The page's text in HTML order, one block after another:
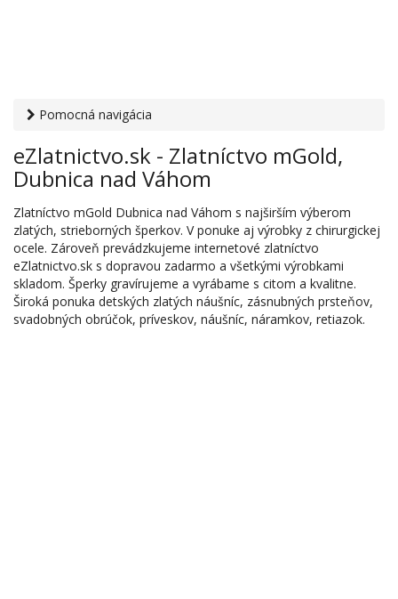
Pomocná navigácia
šperky› eZlatnictvo.sk - Zlatníctvo mGold, Dubnica nad
Váhom
eZlatnictvo.sk - Zlatníctvo mGold,
Dubnica nad Váhom
Zlatníctvo mGold Dubnica nad Váhom s najširším výberom
zlatých, strieborných šperkov. V ponuke aj výrobky z chirurgickej
ocele. Zároveň prevádzkujeme internetové zlatníctvo
eZlatnictvo.sk s dopravou zadarmo a všetkými výrobkami
skladom. Šperky gravírujeme a vyrábame s citom a kvalitne.
Široká ponuka detských zlatých náušníc, zásnubných prsteňov,
svadobných obrúčok, príveskov, náušníc, náramkov, retiazok.